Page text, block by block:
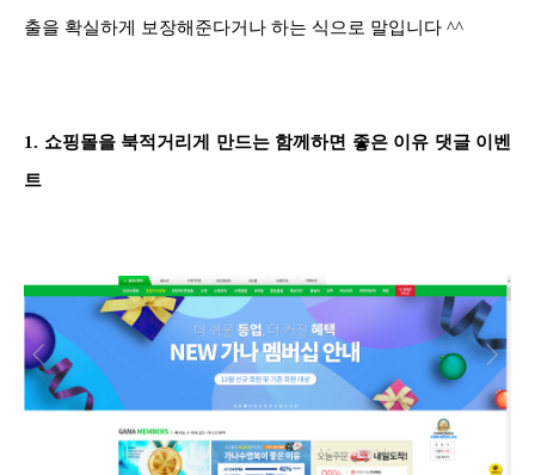
출을 확실하게 보장해준다거나 하는 식으로 말입니다 ^^
1. 쇼핑몰을 북적거리게 만드는 함께하면 좋은 이유 댓글 이벤
트